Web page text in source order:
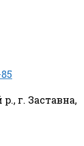
г. Заставна,